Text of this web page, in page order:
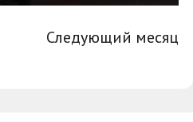
Следующий месяц